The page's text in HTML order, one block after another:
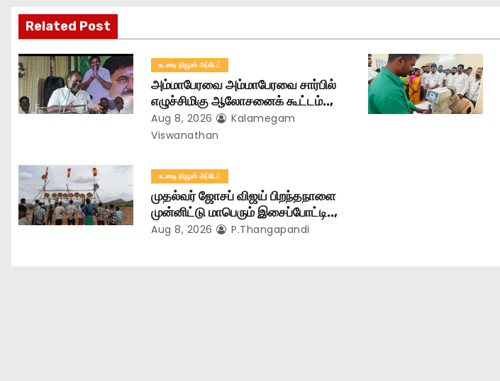
i
g
a
t
o
n
Related Post
உடனடி நியூஸ் அப்டேட்
அம்மாபேரவை அம்மாபேரவை சார்பில்
எழுச்சிமிகு ஆலோசனைக் கூட்டம்..,
Aug 8, 2026
Kalamegam
Viswanathan
உடனடி நியூஸ் அப்டேட்
முதல்வர் ஜோசப் விஜய் பிறந்தநாளை
முன்னிட்டு மாபெரும் இசைப்போட்டி..,
Aug 8, 2026 P.Thangapandi